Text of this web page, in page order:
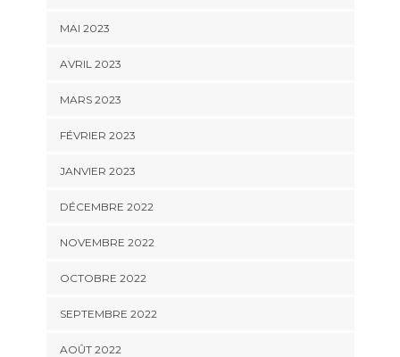
MAI 2023
AVRIL 2023
MARS 2023
FÉVRIER 2023
JANVIER 2023
DÉCEMBRE 2022
NOVEMBRE 2022
OCTOBRE 2022
SEPTEMBRE 2022
AOÛT 2022